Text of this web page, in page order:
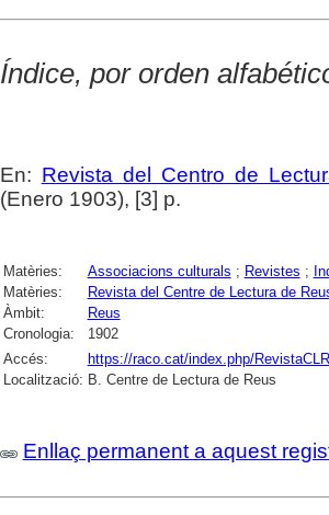
Índice, por orden
En: Revista del Centro de
(Enero 1903), [3] p.
Matèries: Associacions culturals ; Revistes ;
Matèries:
Revista del Centre de Lectura de
Àmbit:
Reus
Cronologia:
1902
Accés:
https://raco.cat/index.php/
Localització: B. Centre de Lectura de Reus
Enllaç permanent a aquest